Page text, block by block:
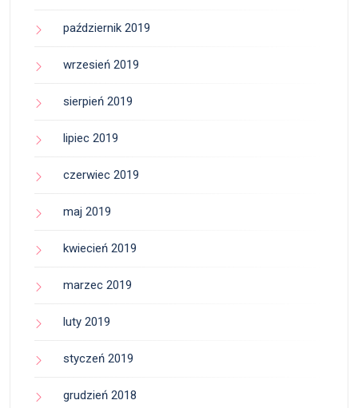
październik 2019
wrzesień 2019
sierpień 2019
lipiec 2019
czerwiec 2019
maj 2019
kwiecień 2019
marzec 2019
luty 2019
styczeń 2019
grudzień 2018